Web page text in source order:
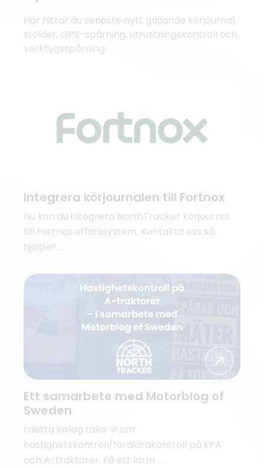
Här hittar du senaste nytt gällande körjournal,
stölder, GPS-spårning, utrustningskontroll och
verktygsspårning.
Integrera körjournalen till Fortnox
Nu kan du integrera NorthTracker körjournal
till Fortnox affärssystem. Kontakta oss så
hjälper ...
Ett samarbete med Motorblog of
Sweden
I detta inslag talar vi om
hastighetskontroll/föräldrakontroll på EPA
och A-traktorer. Få ett larm ...